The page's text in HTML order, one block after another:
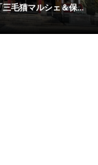
毛猫マルシェ＆保...